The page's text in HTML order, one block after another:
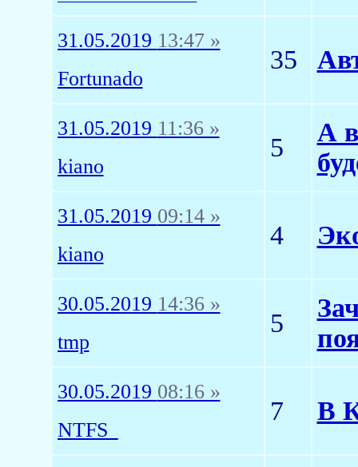
31.05.2019 13:47 »
Fortunado
35
31.05.2019 11:36 »
kiano
5
А
31.05.2019 09:14 »
kiano
4
30.05.2019 14:36 »
tmp
5
30.05.2019 08:16 »
NTFS_
7 В